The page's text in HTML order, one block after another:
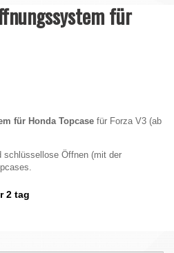
für
für Honda Topcase für Forza V3 (ab
schlüssellose Öffnen (mit der
2 tag